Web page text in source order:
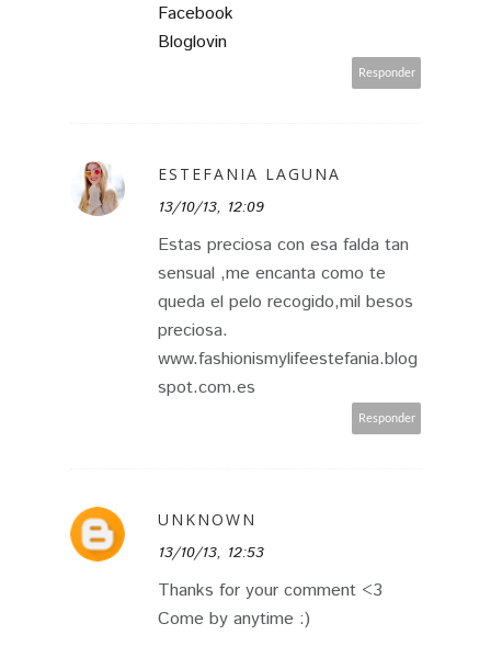
Facebook
Bloglovin
Responder
ESTEFANIA LAGUNA
13/10/13, 12:09
Estas preciosa con esa falda tan
sensual ,me encanta como te
queda el pelo recogido,mil besos
preciosa.
www.fashionismylifeestefania.blog
spot.com.es
Responder
UNKNOWN
13/10/13, 12:53
Thanks for your comment <3
Come by anytime :)